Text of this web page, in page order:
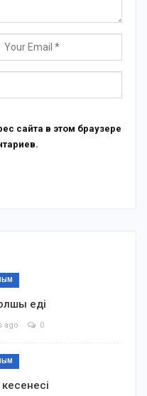
сайта в этом браузере
еді
ago 0